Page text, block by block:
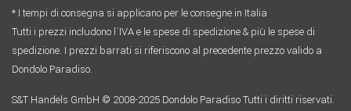
* I tempi di consegna si applicano per le consegne in Italia
Tutti i prezzi includono l´IVA e le spese di spedizione & più le spese di
spedizione. I prezzi barrati si riferiscono al precedente prezzo valido a
Dondolo Paradiso.
S&T Handels GmbH © 2008-2025 Dondolo Paradiso Tutti i diritti riservati.